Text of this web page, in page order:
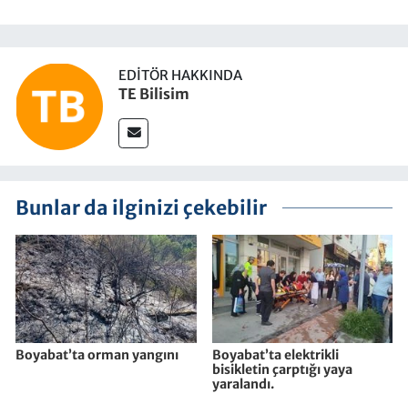
EDITÖR HAKKINDA
TE Bilisim
Bunlar da ilginizi çekebilir
Boyabat’ta orman yangını
Boyabat’ta elektrikli
bisikletin çarptığı yaya
yaralandı.